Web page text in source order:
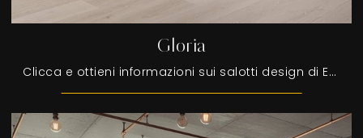
Gloria
Clicca e ottieni informazioni sui salotti design di Egoitaliano! Molteplici modelli di divani, come Gloria, ti attendono.